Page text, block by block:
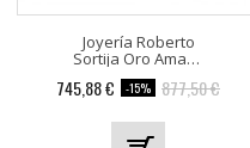
Joyería Roberto
Sortija Oro Amarillo 2...
745,88 € -15% 877,50 €